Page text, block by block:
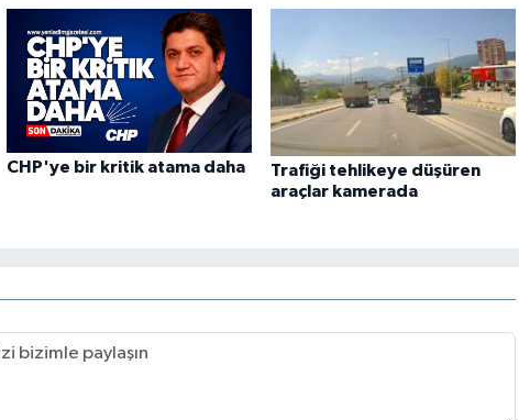
CHP'ye bir kritik atama daha
Trafiği tehlikeye düşüren
araçlar kamerada